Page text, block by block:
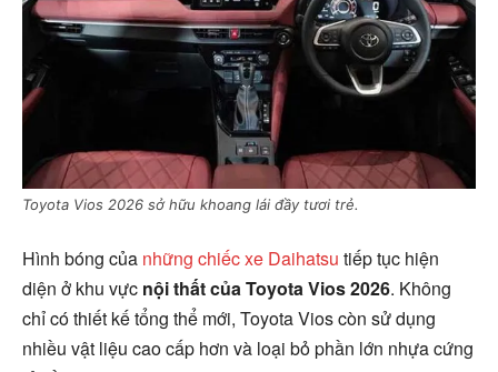
Toyota Vios 2026 sở hữu khoang lái đầy tươi trẻ.
Hình bóng của những chiếc xe Daihatsu tiếp tục hiện
diện ở khu vực nội thất của Toyota Vios 2026. Không
chỉ có thiết kế tổng thể mới, Toyota Vios còn sử dụng
nhiều vật liệu cao cấp hơn và loại bỏ phần lớn nhựa cứng